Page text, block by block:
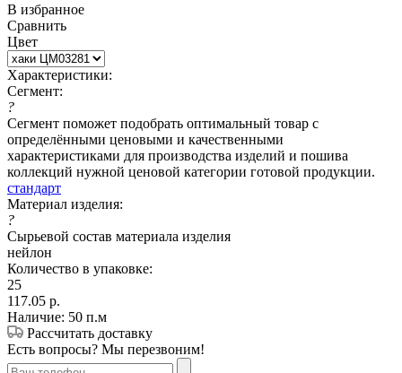
В избранное
Сравнить
Цвет
Характеристики:
Сегмент:
?
Сегмент поможет подобрать оптимальный товар с
определёнными ценовыми и качественными
характеристиками для производства изделий и пошива
коллекций нужной ценовой категории готовой продукции.
стандарт
Материал изделия:
?
Сырьевой состав материала изделия
нейлон
Количество в упаковке:
25
117.05 р.
Наличие: 50 п.м
Рассчитать доставку
Есть вопросы? Мы перезвоним!